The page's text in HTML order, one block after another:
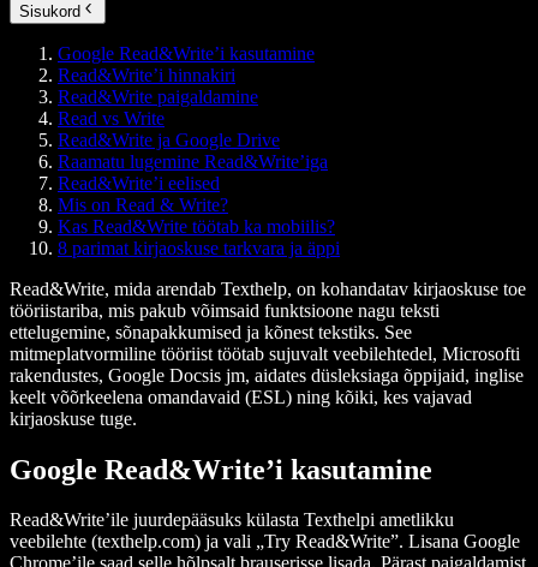
Sisukord
Google Read&Write’i kasutamine
Read&Write’i hinnakiri
Read&Write paigaldamine
Read vs Write
Read&Write ja Google Drive
Raamatu lugemine Read&Write’iga
Read&Write’i eelised
Mis on Read & Write?
Kas Read&Write töötab ka mobiilis?
8 parimat kirjaoskuse tarkvara ja äppi
Read&Write, mida arendab Texthelp, on kohandatav kirjaoskuse toe
tööriistariba, mis pakub võimsaid funktsioone nagu teksti
ettelugemine, sõnapakkumised ja kõnest tekstiks. See
mitmeplatvormiline tööriist töötab sujuvalt veebilehtedel, Microsofti
rakendustes, Google Docsis jm, aidates düsleksiaga õppijaid, inglise
keelt võõrkeelena omandavaid (ESL) ning kõiki, kes vajavad
kirjaoskuse tuge.
Google Read&Write’i kasutamine
Read&Write’ile juurdepääsuks külasta Texthelpi ametlikku
veebilehte (texthelp.com) ja vali „Try Read&Write”. Lisana Google